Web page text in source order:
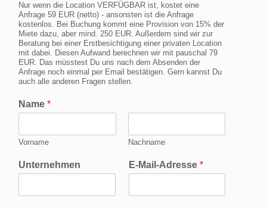
Nur wenn die Location VERFÜGBAR ist, kostet eine
Anfrage 59 EUR (netto) - ansonsten ist die Anfrage
kostenlos. Bei Buchung kommt eine Provision von 15% der
Miete dazu, aber mind. 250 EUR. Außerdem sind wir zur
Beratung bei einer Erstbesichtigung einer privaten Location
mit dabei. Diesen Aufwand berechnen wir mit pauschal 79
EUR. Das müsstest Du uns nach dem Absenden der
Anfrage noch einmal per Email bestätigen. Gern kannst Du
auch alle anderen Fragen stellen.
Name *
Vorname Nachname
Unternehmen E-Mail-Adresse *